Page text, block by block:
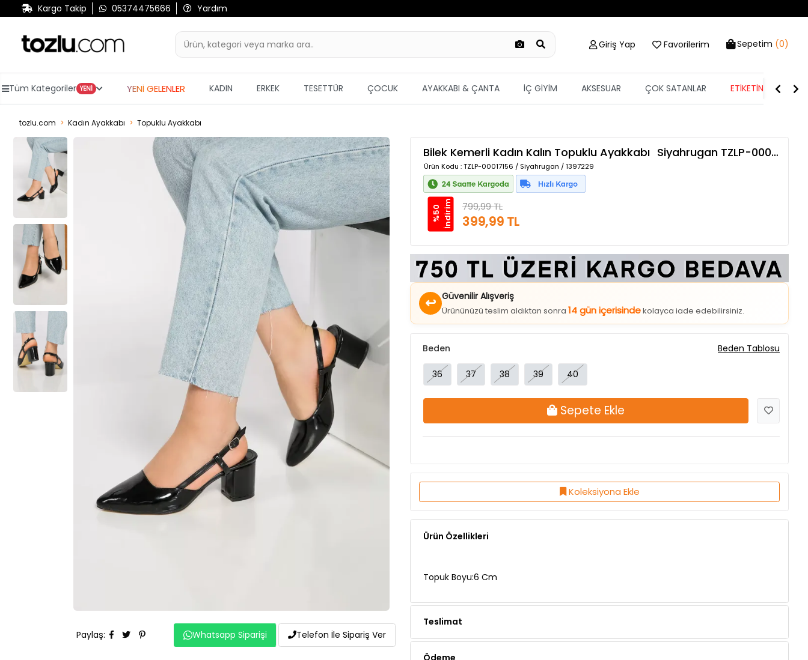
Kargo Takip 05374475666 Yardım
Giriş Yap Favorilerim Sepetim (0)
Tüm Kategoriler YENİ YENİ GELENLER KADIN ERKEK TESETTÜR ÇOCUK AYAKKABI & ÇANTA İÇ GİYİM AKSESUAR ÇOK SATANLAR ETİKETİN YARISI
tozlu.com Kadın Ayakkabı Topuklu Ayakkabı
Paylaş: Whatsapp Siparişi Telefon İle Sipariş Ver
Bilek Kemerli Kadın Kalın Topuklu Ayakkabı Siyahrugan TZLP-00017156
Ürün Kodu : TZLP-00017156 / Siyahrugan / 1397229
%
5
0
İ
n
d
i
r
i m 799,99 TL
399,99 TL
↩ Güvenilir Alışveriş
Ürününüzü teslim aldıktan sonra14 gün içerisindekolayca iade edebilirsiniz.
36
Sepete Ekle
Koleksiyona Ekle
Ürün Özellikleri